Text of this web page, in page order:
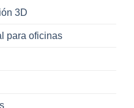
3D
para oficinas